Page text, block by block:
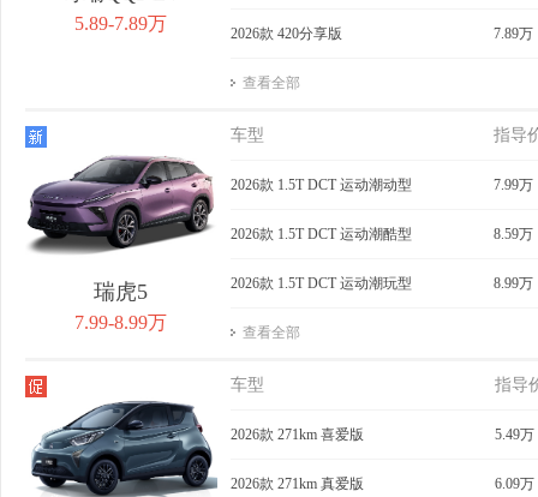
QQ冰淇淋 2024款 青
春版 205km 奶昔
获取底价
4.39万
205km 元气版
获取底价
QQ冰淇
205km 元
获
5.89-7.89万 2026款 420分享版 7.89万
查看全部
瑞虎5
7.99-8.99万
车型 指导
2026款 1.5T DCT 运动潮动型 7.99万
2026款 1.5T DCT 运动潮酷型 8.59万
2026款 1.5T DCT 运动潮玩型 8.99万
查看全部
车型 指导
2026款 271km 喜爱版 5.49万
2026款 271km 真爱版 6.09万